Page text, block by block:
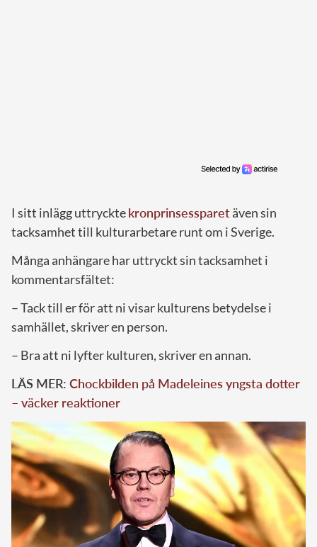
I sitt inlägg uttrycktekronprinsessparetäven sin
tacksamhet till kulturarbetare runt om i Sverige.
Många anhängare har uttryckt sin tacksamhet i
kommentarsfältet:
– Tack till er för att ni visar kulturens betydelse i
samhället, skriver en person.
– Bra att ni lyfter kulturen, skriver en annan.
LÄS MER: Chockbilden på Madeleines yngsta dotter
– väcker reaktioner